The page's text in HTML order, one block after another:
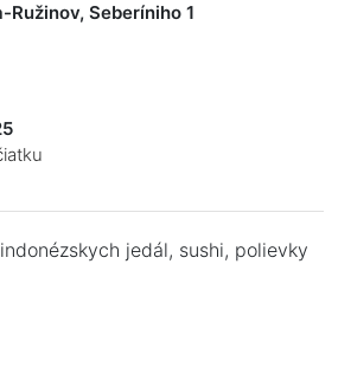
Ružinov, Seberíniho 1
jedál, sushi, polievky